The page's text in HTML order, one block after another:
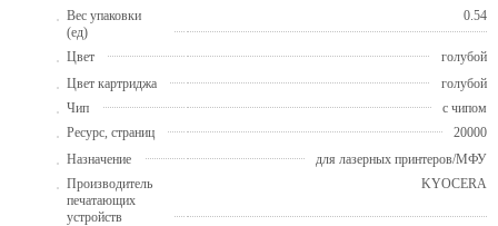
Вес упаковки
(ед)
0.54
Цвет
голубой
Цвет картриджа
голубой
Чип
с чипом
Ресурс, страниц
20000
Назначение
для лазерных принтеров/МФУ
Производитель
печатающих
устройств
KYOCERA